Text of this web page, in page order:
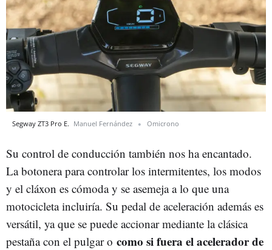
Segway ZT3 Pro E. Manuel Fernández Omicrono
Su control de conducción también nos ha encantado.
La botonera para controlar los intermitentes, los modos
y el cláxon es cómoda y se asemeja a lo que una
motocicleta incluiría. Su pedal de aceleración además es
versátil, ya que se puede accionar mediante la clásica
pestaña con el pulgar o como si fuera el acelerador de